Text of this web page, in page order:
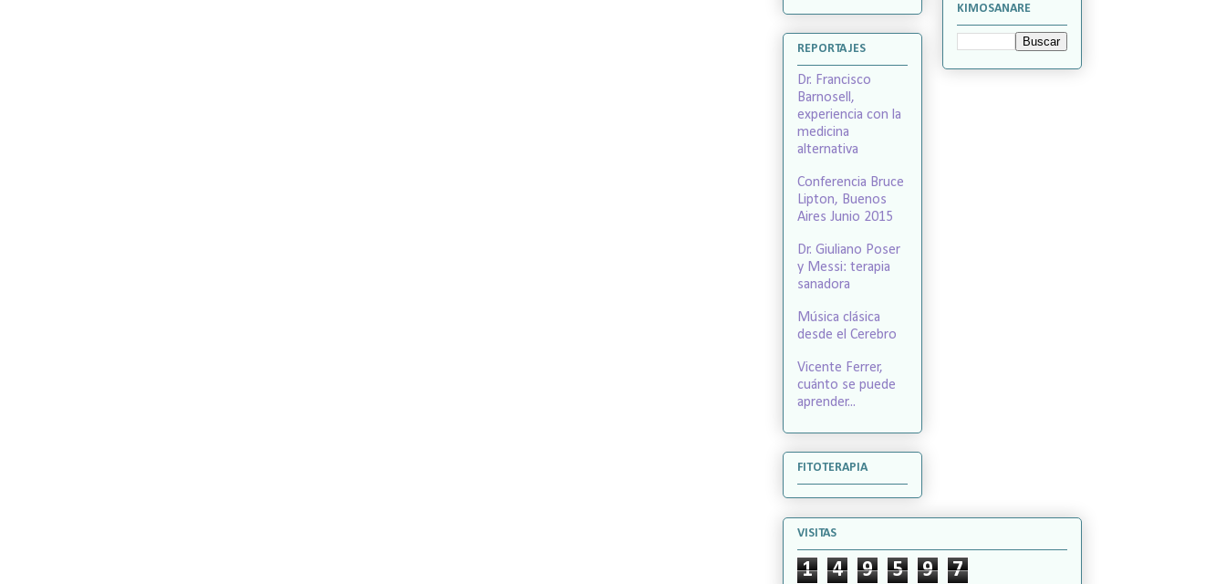
REPORTAJES
Dr. Francisco
Barnosell,
experiencia con la
medicina
alternativa
Conferencia Bruce
Lipton, Buenos
Aires Junio 2015
Dr. Giuliano Poser
y Messi: terapia
sanadora
Música clásica
desde el Cerebro
Vicente Ferrer,
cuánto se puede
aprender...
FITOTERAPIA
KIMOSANARE
VISITAS
1 4 9 5 9 7